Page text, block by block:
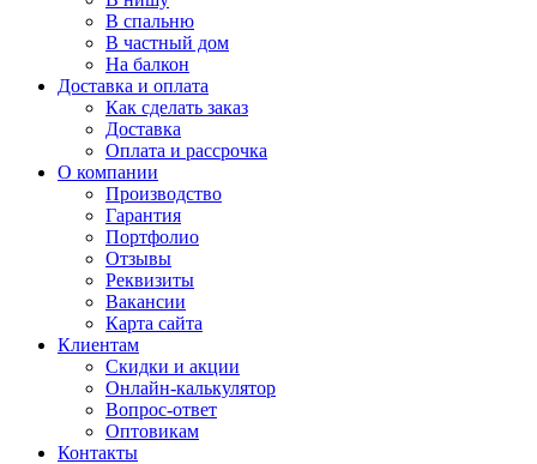
В спальню
В частный дом
На балкон
Доставка и оплата
Как сделать заказ
Доставка
Оплата и рассрочка
О компании
Производство
Гарантия
Портфолио
Отзывы
Реквизиты
Вакансии
Карта сайта
Клиентам
Скидки и акции
Онлайн-калькулятор
Вопрос-ответ
Оптовикам
Контакты